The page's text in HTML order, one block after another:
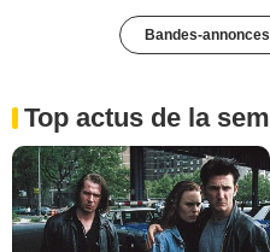
Bandes-
Top actus de la